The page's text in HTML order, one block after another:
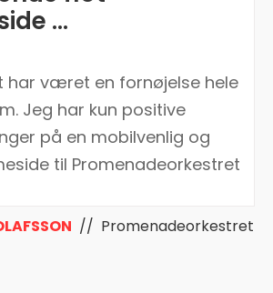
...
har været en fornøjelse hele
Jeg har kun positive
på en mobilvenlig og
til Promenadeorkestret
// Promenadeorkestret